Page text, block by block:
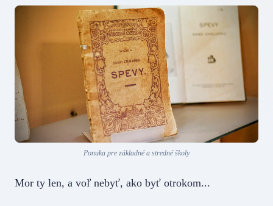
Ponuka pre základné a stredné školy
Mor ty len, a voľ nebyť, ako byť otrokom...